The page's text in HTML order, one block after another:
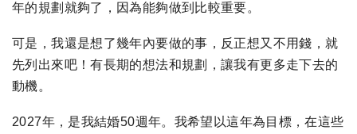
年的規劃就夠了，因為能夠做到比較重要。
可是，我還是想了幾年內要做的事，反正想又不用錢，就
先列出來吧！有長期的想法和規劃，讓我有更多走下去的
動機。
2027年，是我結婚50週年。我希望以這年為目標，在這些